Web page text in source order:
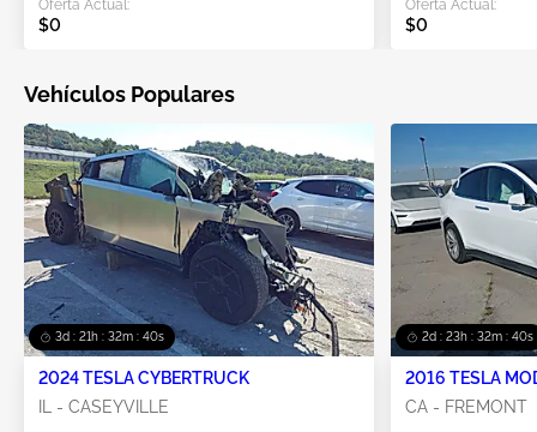
Oferta Actual:
$0
Oferta Actual:
$0
Vehículos Populares
3d : 21h : 32m : 39s
2024 TESLA CYBERTRUCK
IL - CASEYVILLE
2d : 23h : 32m : 39s
2016 TESLA
CA - FREMONT